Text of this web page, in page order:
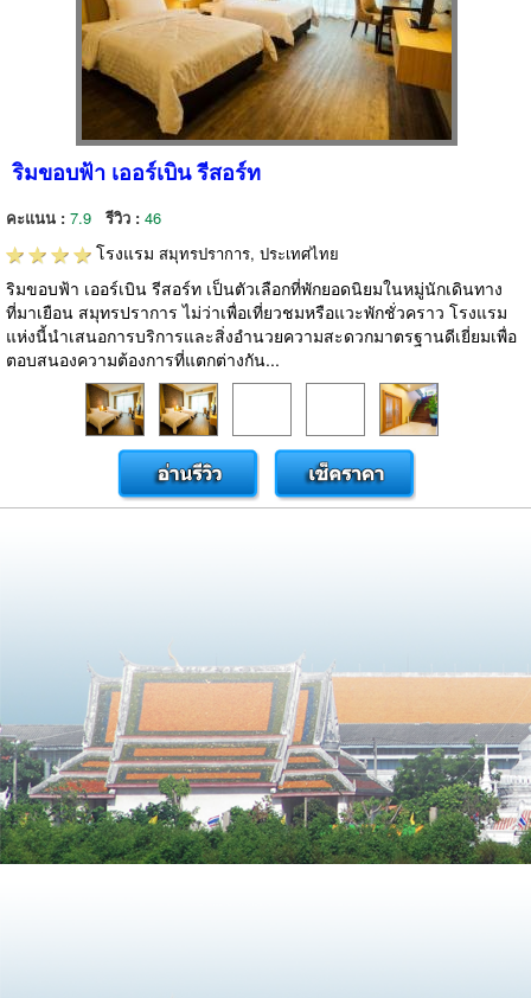
ริมขอบฟ้า เออร์เบิน รีสอร์ท
คะแนน : 7.9 รีวิว : 46
โรงแรม สมุทรปราการ, ประเทศไทย
ริมขอบฟ้า เออร์เบิน รีสอร์ท เป็นตัวเลือกที่พักยอดนิยมในหมู่นักเดินทาง
ที่มาเยือน สมุทรปราการ ไม่ว่าเพื่อเที่ยวชมหรือแวะพักชั่วคราว โรงแรม
แห่งนี้นำเสนอการบริการและสิ่งอำนวยความสะดวกมาตรฐานดีเยี่ยมเพื่อ
ตอบสนองความต้องการที่แตกต่างกัน...